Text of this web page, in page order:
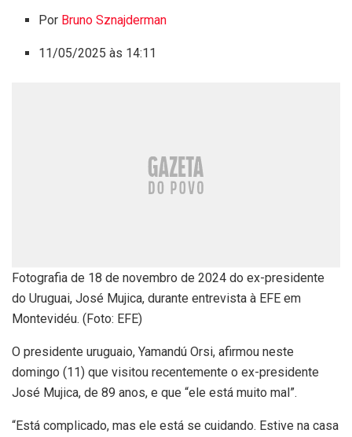
Por Bruno Sznajderman
11/05/2025 às 14:11
Fotografia de 18 de novembro de 2024 do ex-presidente
do Uruguai, José Mujica, durante entrevista à EFE em
Montevidéu. (Foto: EFE)
O presidente uruguaio, Yamandú Orsi, afirmou neste
domingo (11) que visitou recentemente o ex-presidente
José Mujica, de 89 anos, e que “ele está muito mal”.
“Está complicado, mas ele está se cuidando. Estive na casa